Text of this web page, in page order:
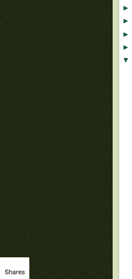
►
►
►
►
▼
Shares